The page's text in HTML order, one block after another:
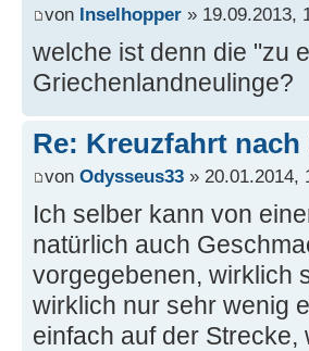
von Inselhopper » 19.09.2013,
welche ist denn die "zu
Griechenlandneulinge?
Re: Kreuzfahrt
von Odysseus33 » 20.01.2014,
Ich selber kann von
natürlich auch
vorgegebenen, wirklich
wirklich nur sehr wenig
einfach auf der